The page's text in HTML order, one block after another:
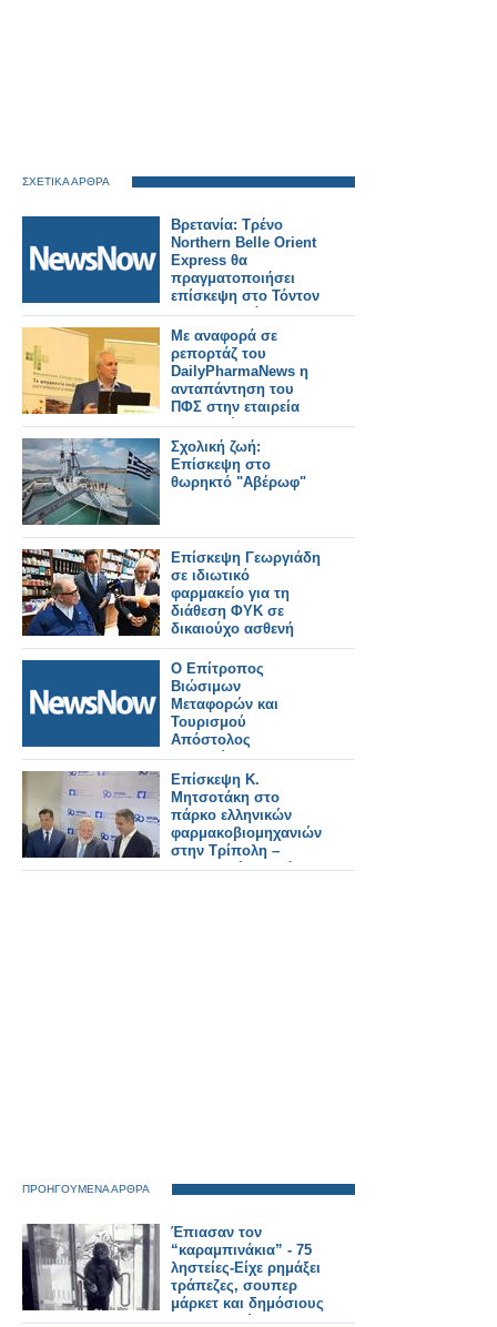
ΣΧΕΤΙΚΑ ΑΡΘΡΑ
Βρετανία: Τρένο
Northern Belle Orient
Express θα
πραγματοποιήσει
επίσκεψη στο Τόντον
της Κορνουάλης.
Με αναφορά σε
ρεπορτάζ του
DailyPharmaNews η
ανταπάντηση του
ΠΦΣ στην εταιρεία
που κατήγγειλε για
απαράδεκτο τρόπο
διάθεσης
σκευάσματός της
Σχολική ζωή:
Επίσκεψη στο
θωρηκτό "Αβέρωφ"
Επίσκεψη Γεωργιάδη
σε ιδιωτικό
φαρμακείο για τη
διάθεση ΦΥΚ σε
δικαιούχο ασθενή
Ο Επίτροπος
Βιώσιμων
Μεταφορών και
Τουρισμού
Απόστολος
Τζιτζικώστας σε
τριήμερη επίσκεψη
στη Θράκη για την
Ημέρα της Ευρώπης
2026.
Επίσκεψη Κ.
Μητσοτάκη στο
πάρκο ελληνικών
φαρμακοβιομηχανιών
στην Τρίπολη –
Παραγωγή φαρμάκων
ΠΡΟΗΓΟΥΜΕΝΑ ΑΡΘΡΑ
Έπιασαν τον
“καραμπινάκια” - 75
ληστείες-Είχε ρημάξει
τράπεζες, σουπερ
μάρκετ και δημόσιους
οργανισμούς